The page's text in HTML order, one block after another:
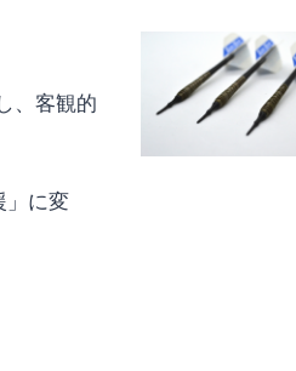
、客観的
」に変